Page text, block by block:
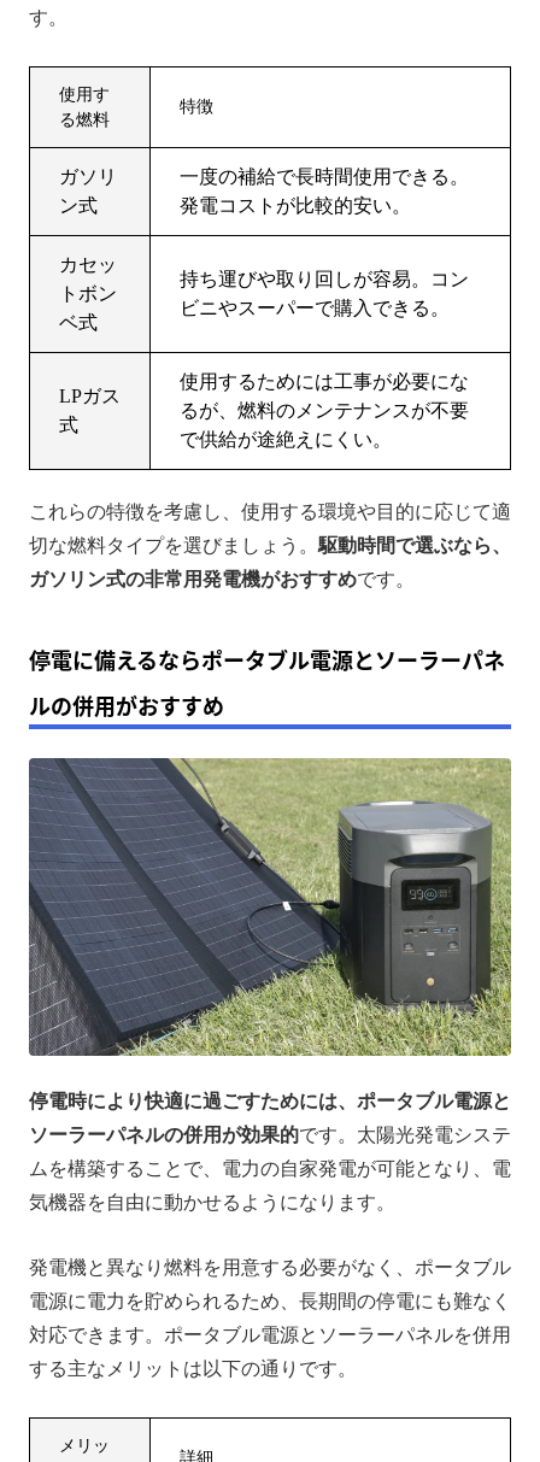
す。
使用す
る燃料
特徴
ガソリ
ン式
一度の補給で長時間使用できる。
発電コストが比較的安い。
カセッ
トボン
ベ式
持ち運びや取り回しが容易。コン
ビニやスーパーで購入できる。
LPガス
式
使用するためには工事が必要にな
るが、燃料のメンテナンスが不要
で供給が途絶えにくい。
これらの特徴を考慮し、使用する環境や目的に応じて適
切な燃料タイプを選びましょう。 駆動時間で選ぶなら、
ガソリン式の非常用発電機がおすすめです。
停電に備えるならポータブル電源とソーラーパネ
ルの併用がおすすめ
停電時により快適に過ごすためには、ポータブル電源と
ソーラーパネルの併用が効果的です。太陽光発電システ
ムを構築することで、電力の自家発電が可能となり、電
気機器を自由に動かせるようになります。
発電機と異なり燃料を用意する必要がなく、ポータブル
電源に電力を貯められるため、長期間の停電にも難なく
対応できます。ポータブル電源とソーラーパネルを併用
する主なメリットは以下の通りです。
メリッ
詳細